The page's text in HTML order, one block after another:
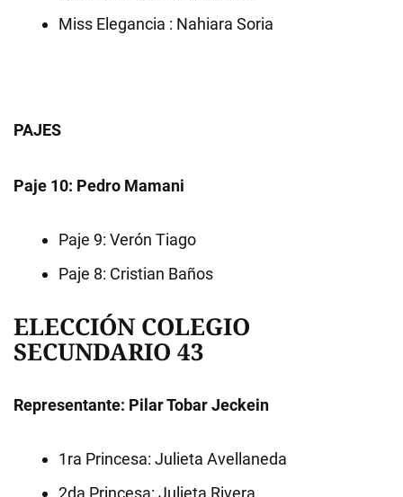
Miss Elegancia : Nahiara Soria
PAJES
Paje 10: Pedro Mamani
Paje 9: Verón Tiago
Paje 8: Cristian Baños
ELECCIÓN COLEGIO
SECUNDARIO 43
Representante: Pilar Tobar Jeckein
1ra Princesa: Julieta Avellaneda
2da Princesa: Julieta Rivera